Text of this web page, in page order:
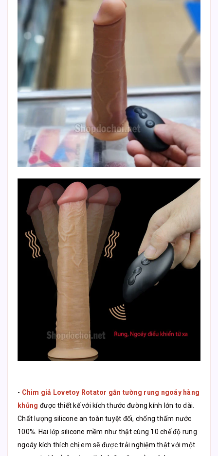
- Chim giả Lovetoy Rotator gắn tường rung ngoáy hàng
khủng được thiết kế với kích thước đường kính lớn to dài.
Chất lượng silicone an toàn tuyệt đối, chống thấm nước
100%. Hai lớp silicone mềm như thật cùng 10 chế độ rung
ngoáy kích thích chị em sẽ được trải nghiệm thật với một